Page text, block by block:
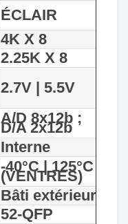
ÉCLAIR
4K X 8
2.25K X 8
2.7V | 5.5V
A/D 8x12b ;
D/A 2x12b
Interne
-40°C | 125°C
(VENTRES)
Bâti extérieur
52-QFP